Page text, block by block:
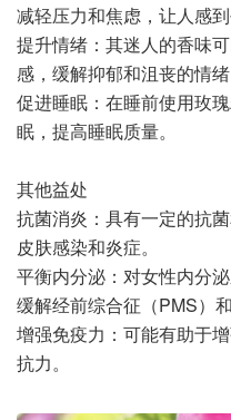
减轻压力和焦虑，让人感到
提升情绪：其迷人的香味
感，缓解抑郁和沮丧的情绪
促进睡眠：在睡前使用玫
眠，提高睡眠质量。
其他益处
抗菌消炎：具有一定的抗
皮肤感染和炎症。
平衡内分泌：对女性内分
缓解经前综合征（PMS）
增强免疫力：可能有助于
抗力。